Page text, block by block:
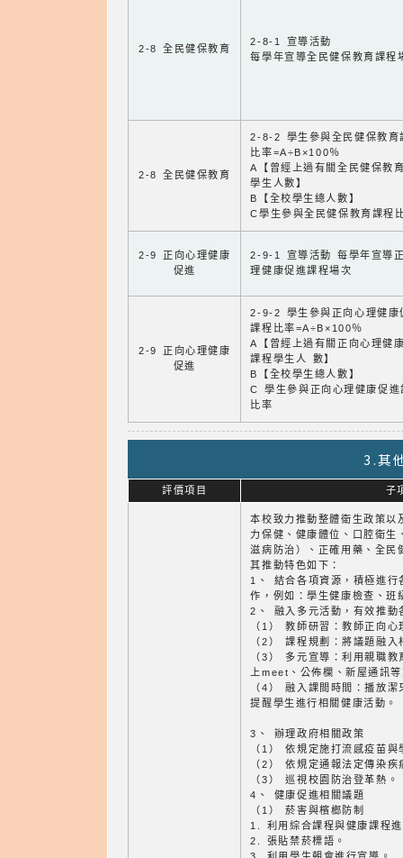
2-8 全民健保教育
2-8-1 宣導活動
每學年宣導全民健保教育課程
2-8 全民健保教育
2-8-2 學生參與全民健保教育
比率=A÷B×100％
A【曾經上過有關全民健保教
學生人數】
B【全校學生總人數】
C學生參與全民健保教育課程
2-9 正向心理健康
促進
2-9-1 宣導活動 每學年宣導
理健康促進課程場次
2-9 正向心理健康
促進
2-9-2 學生參與正向心理健康
課程比率=A÷B×100％
A【曾經上過有關正向心理健
課程學生人 數】
B【全校學生總人數】
C 學生參與正向心理健康促進
比率
3.其
評價項目 子
本校致力推動整體衛生政策以
力保健、健康體位、口腔衛生
滋病防治）、正確用藥、全民
其推動特色如下：
1、 結合各項資源，積極進行
作，例如：學生健康檢查、班
2、 融入多元活動，有效推動
（1） 教師研習：教師正向
（2） 課程規劃：將議題融
（3） 多元宣導：利用親職
上meet、公佈欄、新屋通訊
（4） 融入課間時間：播放
提醒學生進行相關健康活動。
3、 辦理政府相關政策
（1） 依規定施打流感疫苗與
（2） 依規定通報法定傳染
（3） 巡視校園防治登革熱。
4、 健康促進相關議題
（1） 菸害與檳榔防制
1. 利用綜合課程與健康課程
2. 張貼禁菸標語。